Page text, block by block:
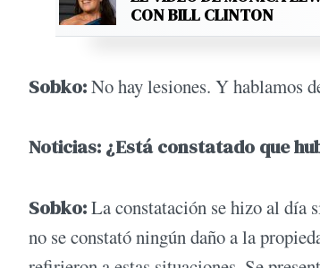
CON BILL CLINTON
Sobko:No hay lesiones. Y hablamos
Noticias: ¿Está constatado que
Sobko:La constatación se hizo al día
no se constató ningún daño a la